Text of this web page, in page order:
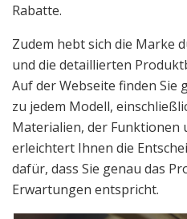
Rabatte.
Zudem hebt sich die Marke
und die detaillierten
Auf der Webseite finden
zu jedem Modell,
Materialien, der Funktionen
erleichtert Ihnen die
dafür, dass Sie genau das
Erwartungen entspricht.